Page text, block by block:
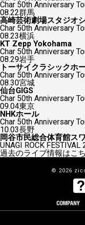
Char 50th Anniversary
08.22群馬
高崎芸術劇場スタジオ
Char 50th Anniversary
08.23横浜
KT Zepp Yokohama
Char 50th Anniversary
08.29岩手
トーサイクラシックホ
Char 50th Anniversary
08.30宮城
仙台GIGS
Char 50th Anniversary
09.04東京
NHKホール
Char 50th Anniversary
10.03長野
岡谷市民総合体育館ス
UNAGI ROCK FESTIVAL
過去のライブ情報はこ
© 2026